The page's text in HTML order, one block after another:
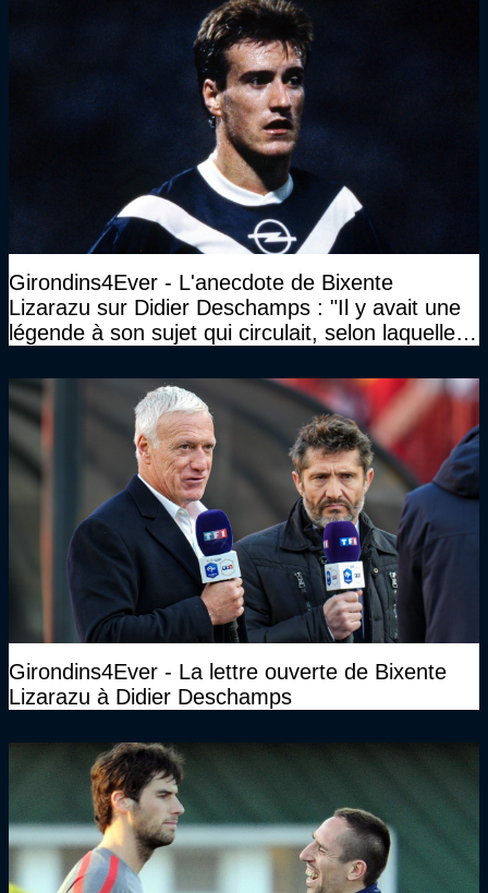
Girondins4Ever - L'anecdote de Bixente
Lizarazu sur Didier Deschamps : "Il y avait une
légende à son sujet qui circulait, selon laquelle il
Girondins4Ever - La lettre ouverte de Bixente
Lizarazu à Didier Deschamps